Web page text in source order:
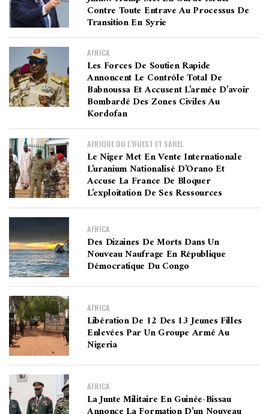
Contre Toute Entrave Au Processus De
Transition En Syrie
AFRICA
Les Forces De Soutien Rapide
Annoncent Le Contrôle Total De
Babnoussa Et Accusent L’armée D’avoir
Bombardé Des Zones Civiles Au
Kordofan
AFRIQUE DU L’OUEST ET SAHEL
Le Niger Met En Vente Internationale
L’uranium Nationalisé D’Orano Et
Accuse La France De Bloquer
L’exploitation De Ses Ressources
AFRICA
Des Dizaines De Morts Dans Un
Nouveau Naufrage En République
Démocratique Du Congo
AFRICA
Libération De 12 Des 13 Jeunes Filles
Enlevées Par Un Groupe Armé Au
Nigeria
AFRICA
La Junte Militaire En Guinée-Bissau